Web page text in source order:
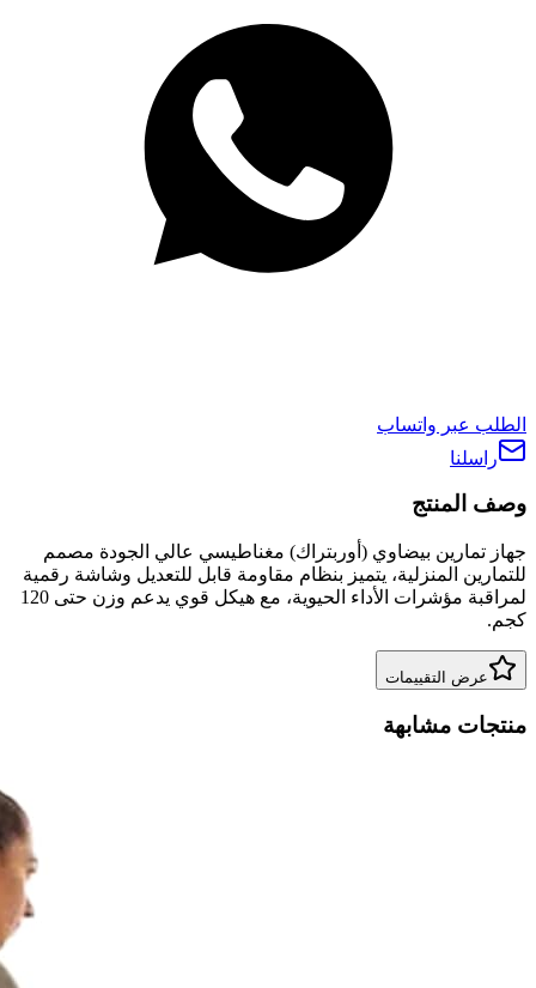
الطلب عبر واتساب
راسلنا
وصف المنتج
جهاز تمارين بيضاوي (أوربتراك) مغناطيسي عالي الجودة مصمم
للتمارين المنزلية، يتميز بنظام مقاومة قابل للتعديل وشاشة رقمية
لمراقبة مؤشرات الأداء الحيوية، مع هيكل قوي يدعم وزن حتى 120
كجم.
عرض التقييمات
منتجات مشابهة